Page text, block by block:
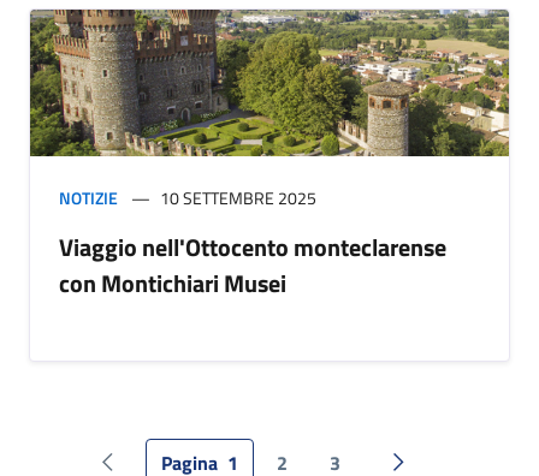
NOTIZIE 10 SETTEMBRE 2025
Viaggio nell'Ottocento monteclarense
con Montichiari Musei
Pagina 1 2 3